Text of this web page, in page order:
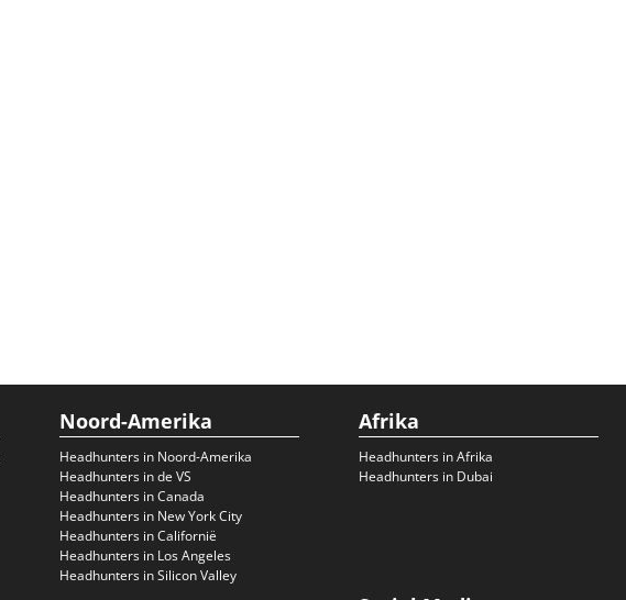
Noord-Amerika
Headhunters in Noord-Amerika
Headhunters in de VS
Headhunters in Canada
Headhunters in New York City
Headhunters in Californië
Headhunters in Los Angeles
Headhunters in Silicon Valley
Afrika
Headhunters in Afrika
Headhunters in Dubai